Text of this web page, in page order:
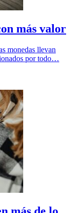
más valor
monedas llevan
por todo…